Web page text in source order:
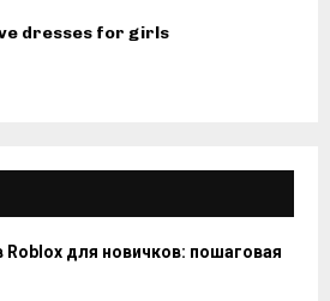
dresses for girls
Roblox для новичков: пошаговая